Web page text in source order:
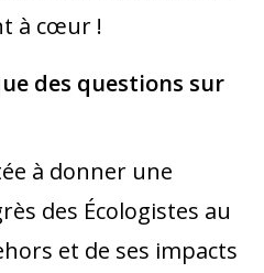
à cœur !
des questions sur
à donner une
des Écologistes au
et de ses impacts